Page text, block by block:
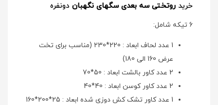
خرید روتختی سه بعدی سگهای نگهبان دونفره
6 تیکه شامل:
1 عدد لحاف ابعاد : 220*230 (مناسب برای تخت
عرض 160 الی 180)
2 عدد کاور بالشت ابعاد : 50*70
2 عدد کاور کوسن ابعاد : 40*40
1 عدد کاور تشک کش دوزی شده ابعاد : 25*200*160